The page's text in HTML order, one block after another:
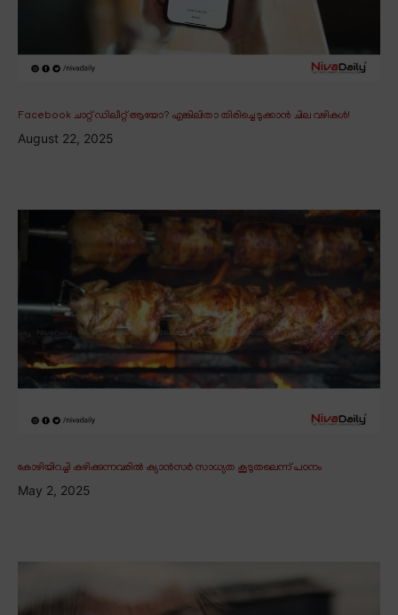
Facebook ചാറ്റ് ഡിലീറ്റ് ആയോ? എങ്കിലിതാ തിരിച്ചെടുക്കാൻ ചില വഴികൾ!
August 22, 2025
കോഴിയിറച്ചി കഴിക്കുന്നവരിൽ ക്യാൻസർ സാധ്യത കൂടുതലെന്ന് പഠനം
May 2, 2025